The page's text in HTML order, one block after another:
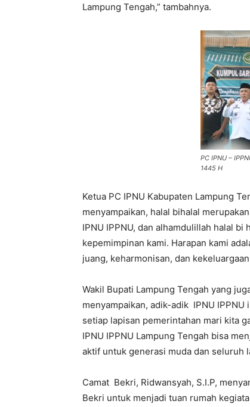
Lampung Tengah,” tambahnya.
PC IPNU –
1445 H
Ketua PC IPNU Kabupaten Lampung
menyampaikan, halal bihalal
IPNU IPPNU, dan alhamdulillah halal
kepemimpinan kami. Harapan kami
juang, keharmonisan, dan
Wakil Bupati Lampung Tengah yang
menyampaikan, adik-adik IPNU
setiap lapisan pemerintahan mari kita
IPNU IPPNU Lampung Tengah bisa
aktif untuk generasi muda dan seluruh
Camat Bekri, Ridwansyah, S.I.P,
Bekri untuk menjadi tuan rumah